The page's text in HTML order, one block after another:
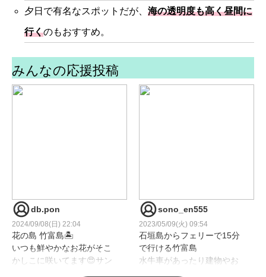
夕日で有名なスポットだが、 海の透明度も高く昼間に
行くのもおすすめ。
みんなの応援投稿
db.pon
2024/09/08(日) 22:04
花の島 竹富島🏝️
いつも鮮やかなお花がそこ
かしこに咲いてます😍サン
sono_en555
2023/05/09(火) 09:54
石垣島からフェリーで15分
で行ける竹富島
水牛車があったり建物やお